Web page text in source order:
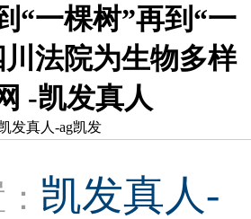
“一棵树”再到“一
法院为生物多样
-凯发真人
发真人-ag凯发
凯发真人-